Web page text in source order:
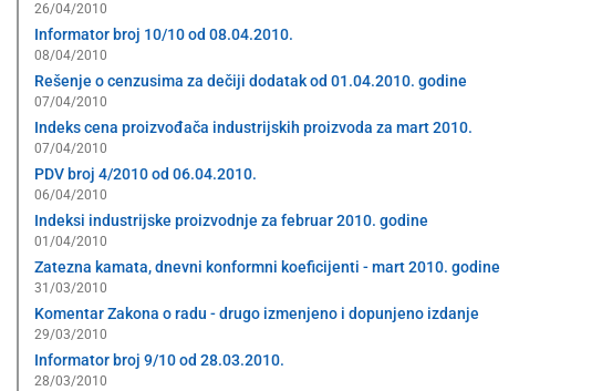
26/04/2010
Informator broj 10/10 od 08.04.2010.
08/04/2010
Rešenje o cenzusima za dečiji dodatak od 01.04.2010. godine
07/04/2010
Indeks cena proizvođača industrijskih proizvoda za mart 2010.
07/04/2010
PDV broj 4/2010 od 06.04.2010.
06/04/2010
Indeksi industrijske proizvodnje za februar 2010. godine
01/04/2010
Zatezna kamata, dnevni konformni koeficijenti - mart 2010. godine
31/03/2010
Komentar Zakona o radu - drugo izmenjeno i dopunjeno izdanje
29/03/2010
Informator broj 9/10 od 28.03.2010.
28/03/2010